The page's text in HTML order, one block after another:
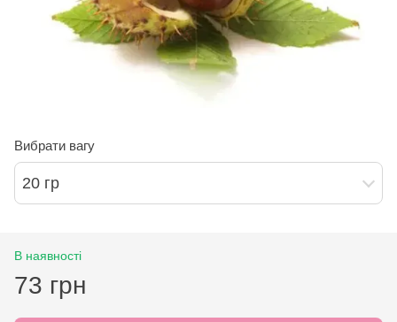
Вибрати вагу
20 гр
В наявності
73 грн